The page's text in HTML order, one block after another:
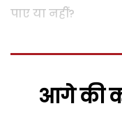
पाए या नहीं?
आगे की